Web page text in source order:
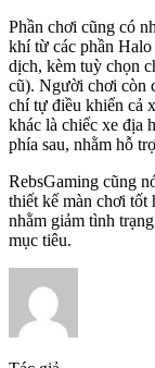
Phần chơi cũng có
khí từ các phần
dịch, kèm tuỳ chọn
cũ). Người chơi còn
chí tự điều khiển cả
khác là chiếc xe địa
phía sau, nhằm hỗ
RebsGaming cũng
thiết kế màn chơi tốt
nhằm giảm tình
mục tiêu.